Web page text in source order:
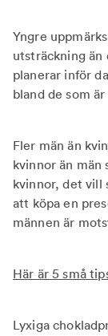
Yngre
utsträckning än
planerar inför
bland de som
Fler män än
kvinnor än män
kvinnor, det vill
att köpa en
männen är
Här är 5 små
Lyxiga